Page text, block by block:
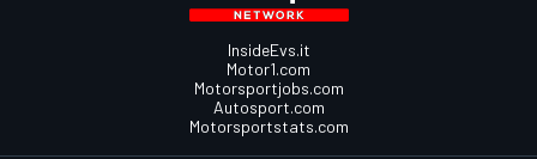
InsideEvs.it
Motor1.com
Motorsportjobs.com
Autosport.com
Motorsportstats.com